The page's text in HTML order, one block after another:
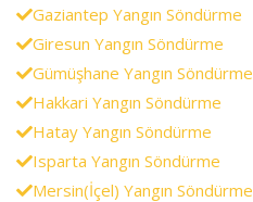
Gaziantep Yangın Söndürme
Giresun Yangın Söndürme
Gümüşhane Yangın Söndürme
Hakkari Yangın Söndürme
Hatay Yangın Söndürme
Isparta Yangın Söndürme
Mersin(İçel) Yangın Söndürme